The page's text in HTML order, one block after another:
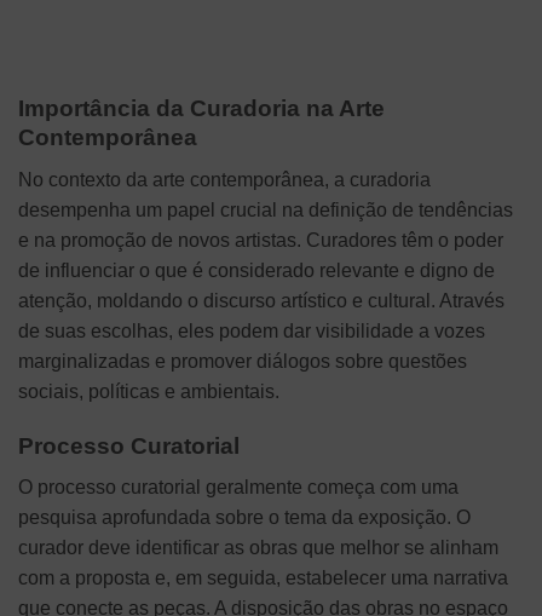
Importância da Curadoria na Arte
Contemporânea
No contexto da arte contemporânea, a curadoria
desempenha um papel crucial na definição de tendências
e na promoção de novos artistas. Curadores têm o poder
de influenciar o que é considerado relevante e digno de
atenção, moldando o discurso artístico e cultural. Através
de suas escolhas, eles podem dar visibilidade a vozes
marginalizadas e promover diálogos sobre questões
sociais, políticas e ambientais.
Processo Curatorial
O processo curatorial geralmente começa com uma
pesquisa aprofundada sobre o tema da exposição. O
curador deve identificar as obras que melhor se alinham
com a proposta e, em seguida, estabelecer uma narrativa
que conecte as peças. A disposição das obras no espaço